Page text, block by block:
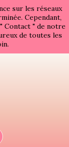
sur les réseaux
Cependant,
Contact " de notre
de toutes les